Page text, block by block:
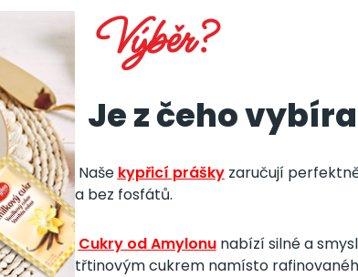
Výběr?
Je z čeho
Naše kypřicí práškyzaručují
a bez fosfátů.
Cukry od Amylonunabízí silné a
třtinovým cukrem namísto